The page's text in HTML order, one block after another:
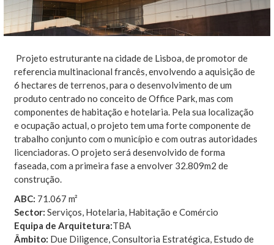
Projeto estruturante na cidade de Lisboa, de promotor de
referencia multinacional francês, envolvendo a aquisição de
6 hectares de terrenos, para o desenvolvimento de um
produto centrado no conceito de Office Park, mas com
componentes de habitação e hotelaria. Pela sua localização
e ocupação actual, o projeto tem uma forte componente de
trabalho conjunto com o município e com outras autoridades
licenciadoras. O projeto será desenvolvido de forma
faseada, com a primeira fase a envolver 32.809m2 de
construção.
ABC: 71.067 m²
Sector: Serviços, Hotelaria, Habitação e Comércio
Equipa de Arquitetura:TBA
Âmbito: Due Diligence, Consultoria Estratégica, Estudo de